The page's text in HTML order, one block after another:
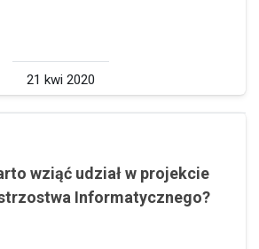
21 kwi 2020
wziąć udział w projekcie
Informatycznego?